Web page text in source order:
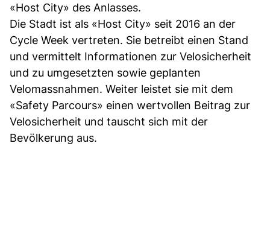
«Host City» des Anlasses.
Die Stadt ist als «Host City» seit 2016 an der
Cycle Week vertreten. Sie betreibt einen Stand
und vermittelt Informationen zur Velosicherheit
und zu umgesetzten sowie geplanten
Velomassnahmen. Weiter leistet sie mit dem
«Safety Parcours» einen wertvollen Beitrag zur
Velosicherheit und tauscht sich mit der
Bevölkerung aus.